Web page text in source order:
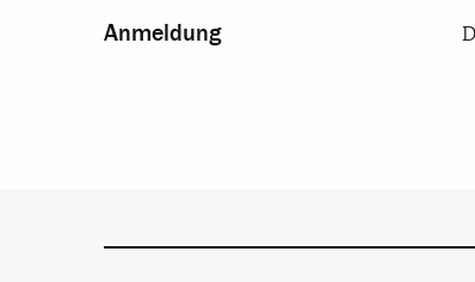
Anmeldung